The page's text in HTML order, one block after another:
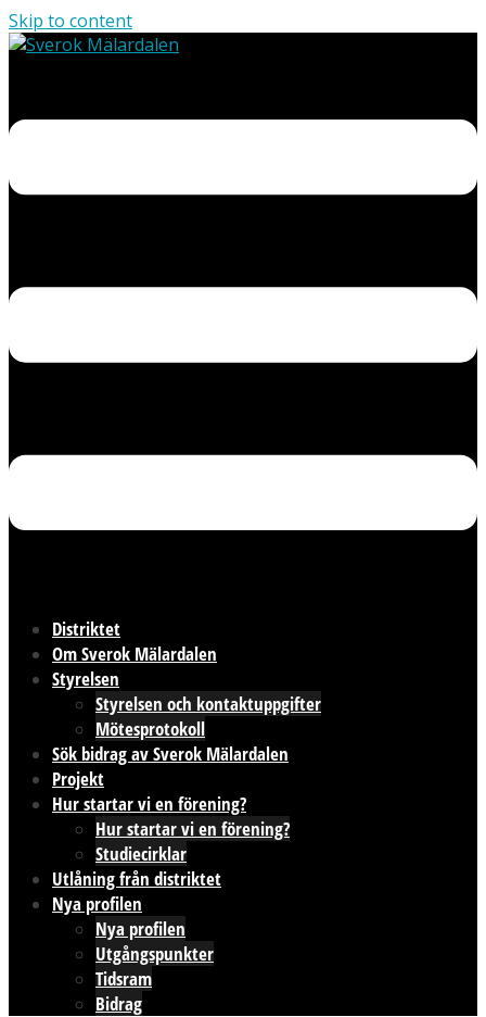
Skip to content
Distriktet
Om Sverok Mälardalen
Styrelsen
Styrelsen och kontaktuppgifter
Mötesprotokoll
Sök bidrag av Sverok Mälardalen
Projekt
Hur startar vi en förening?
Hur startar vi en förening?
Studiecirklar
Utlåning från distriktet
Nya profilen
Nya profilen
Utgångspunkter
Tidsram
Bidrag